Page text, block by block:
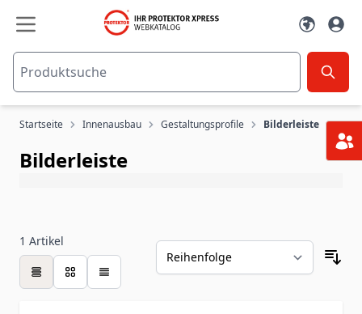
Zum Inhalt springen
Startseite Innenausbau Gestaltungsprofile Bilderleiste
Bilderleiste
1 Artikel
Tabelle